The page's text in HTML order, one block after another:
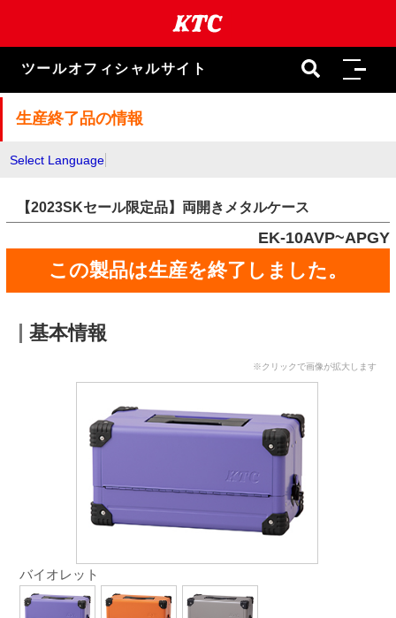
ま
キ
ツールオフィシャルサイト
生産終了品の情報
Select Language
【2023SKセール限定品】両開きメタルケース
EK-10AVP~APGY
この製品は生産を終了しました。
基本情報
※クリックで画像が拡大します
バイオレット